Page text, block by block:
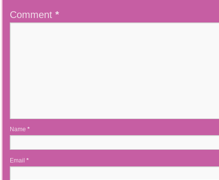
Comment *
Name *
Email *